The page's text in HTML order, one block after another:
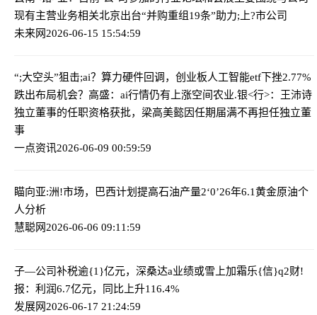
现有主营业务相关北京出台“并购重组19条”助力;上?市公司
未来网2026-06-15 15:54:59
“;大空头”狙击;ai？算力硬件回调，创业板人工智能etf下挫2.77%
跌出布局机会？高盛：ai行情仍有上涨空间农业.银<行>：王沛诗
独立董事的任职资格获批，梁高美懿因任期届满不再担任独立董
事
一点资讯2026-06-09 00:59:59
瞄向亚:洲!市场，巴西计划提高石油产量2‘0’26年6.1黄金原油个
人分析
慧聪网2026-06-06 09:11:59
子—公司补税逾{1}亿元，深桑达a业绩或雪上加霜乐{信}q2财!
报：利润6.7亿元，同比上升116.4%
发展网2026-06-17 21:24:59